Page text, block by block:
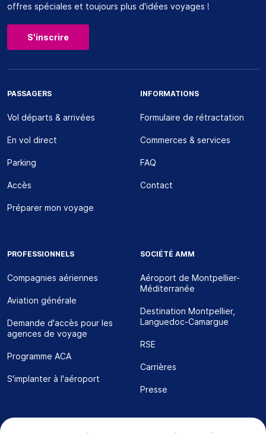
offres spéciales et toujours plus d'idées voyages !
S'inscrire
PASSAGERS
Vol départs & arrivées
En vol direct
Parking
Accès
Préparer mon voyage
INFORMATIONS
Formulaire de rétractation
Commerces & services
FAQ
Contact
PROFESSIONNELS
Compagnies aériennes
Aviation générale
Demande d'accès pour les
agences de voyage
Programme ACA
S'implanter à l'aéroport
SOCIÉTÉ AMM
Aéroport de Montpellier-
Méditerranée
Destination Montpellier,
Languedoc-Camargue
RSE
Carrières
Presse